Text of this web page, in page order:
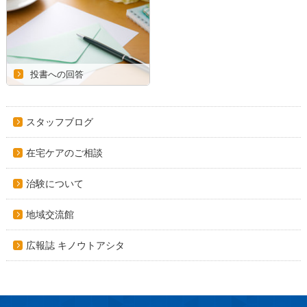
投書への回答
スタッフブログ
在宅ケアのご相談
治験について
地域交流館
広報誌 キノウトアシタ